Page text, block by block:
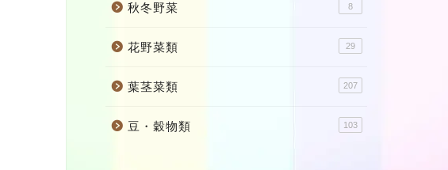
秋冬野菜 8
花野菜類 29
葉茎菜類 207
豆・穀物類 103